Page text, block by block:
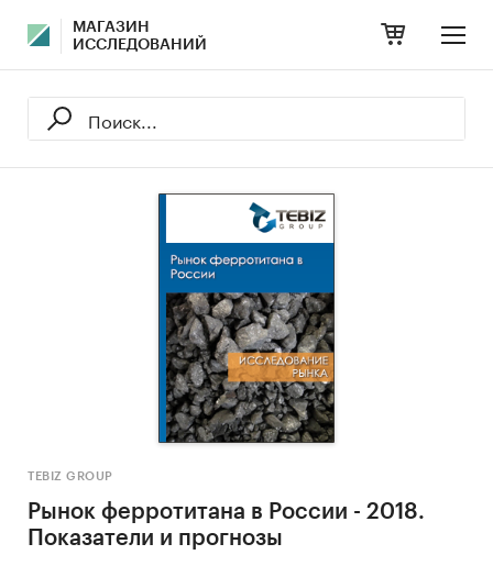
МАГАЗИН
ИССЛЕДОВАНИЙ
TEBIZ GROUP
Рынок ферротитана в России - 2018.
Показатели и прогнозы